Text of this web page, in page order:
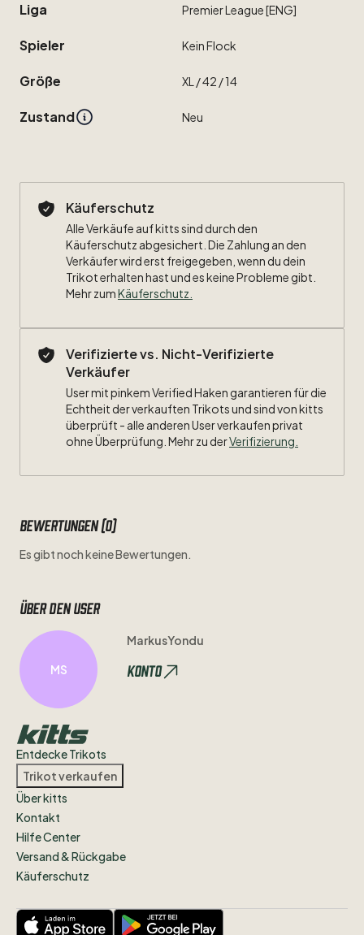
Liga PremierLeague[ENG]
Spieler KeinFlock
Größe XL ​/​42 ​/​14
Zustand Neu
Käuferschutz
Alle Verkäufe auf kitts sind durch den
Käuferschutz abgesichert. Die Zahlung an den
Verkäufer wird erst freigegeben, wenn du dein
Trikot erhalten hast und es keine Probleme gibt.
Mehr zumKäuferschutz
Verifizierte vs. Nicht-Verifizierte
Verkäufer
User mit pinkem Verified Haken garantieren für die
Echtheit der verkauften Trikots und sind von kitts
überprüft - alle anderen User verkaufen privat
ohne Überprüfung. Mehr zu derVerifizierung.
Bewertungen (0)
Es gibt noch keine Bewertungen.
Über den user
MS
MarkusYondu
Konto
Entdecke Trikots
Trikot verkaufen
Über kitts
Kontakt
Hilfe Center
Versand & Rückgabe
Käuferschutz